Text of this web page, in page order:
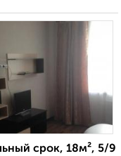
срок, 18м², 5/9